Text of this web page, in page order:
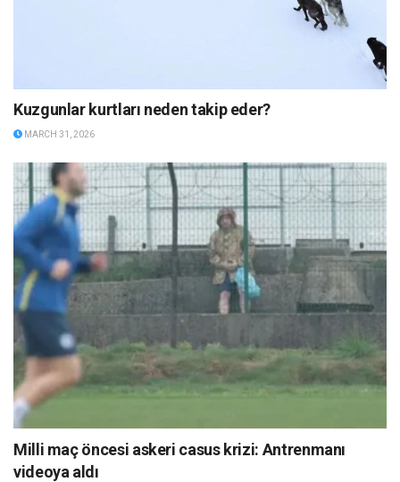
Kuzgunlar kurtları neden takip eder?
MARCH 31, 2026
Milli maç öncesi askeri casus krizi: Antrenmanı
videoya aldı